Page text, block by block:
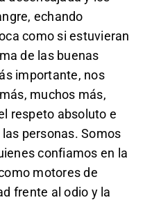
echando
como si estuvieran
de las buenas
importante, nos
muchos más,
respeto absoluto e
personas. Somos
confiamos en la
motores de
frente al odio y la